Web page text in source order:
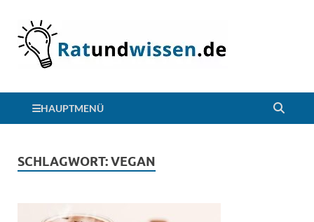
HAUPTMENÜ
SCHLAGWORT:VEGAN